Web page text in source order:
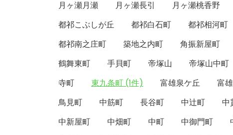
月ヶ瀬月瀬
月ヶ瀬長引 月ヶ瀬桃香野
都祁こぶしが丘
都祁白石町 都祁相河町
都祁南之庄町
築地之内町 角振新屋町
鶴舞東町
手貝町 帝塚山 帝塚山中町
寺町
東九条町 (1件) 富雄泉ケ丘 富
鳥見町
中筋町 長谷町 中辻町 中
中新屋町
中畑町 中町 中御門町